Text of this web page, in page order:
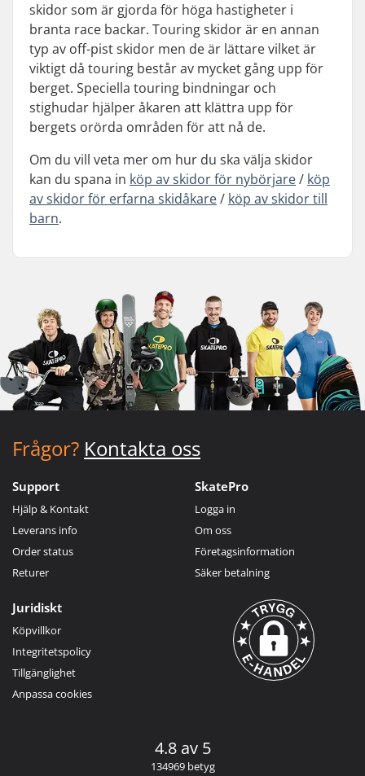
skidor som är gjorda för höga hastigheter i
branta race backar. Touring skidor är en annan
typ av off-pist skidor men de är lättare vilket är
viktigt då touring består av mycket gång upp för
berget. Speciella touring bindningar och
stighudar hjälper åkaren att klättra upp för
bergets orörda områden för att nå de.
Om du vill veta mer om hur du ska välja skidor
kan du spana in köp av skidor för nybörjare/ köp
av skidor för erfarna skidåkare/ köp av skidor till
barn.
Frågor? Kontakta oss
Support
Hjälp & Kontakt
Leverans info
Order status
Returer
SkatePro
Logga in
Om oss
Företagsinformation
Säker betalning
Juridiskt
Köpvillkor
Integritetspolicy
Tillgänglighet
Anpassa cookies
4.8 av 5
134969 betyg